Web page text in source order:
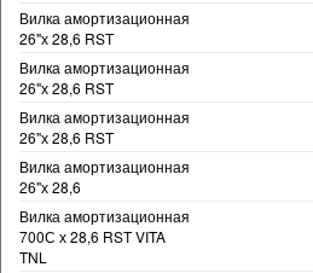
Вилка амортизационная
26"х 28,6 RST
Вилка амортизационная
26"х 28,6 RST
Вилка амортизационная
26"х 28,6 RST
Вилка амортизационная
26"х 28,6
Вилка амортизационная
700С х 28,6 RST VITA
TNL